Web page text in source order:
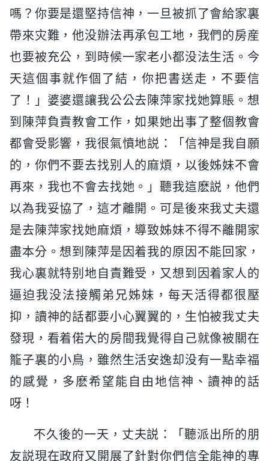
嗎？你要是還堅持信神，一旦被抓了會給家裏
帶來灾難，他没辦法再承包工地，我們的房産
也要被充公，到時候一家老小都没法生活。今
天這個事就作個了結，你把書送走，不要信
了！」婆婆還讓我公公去陳萍家找她算賬。想
到陳萍負責教會工作，如果她出事了整個教會
都會受影響，我很氣憤地説：「信神是我自願
的，你們不要去找别人的麻煩，以後姊妹不會
再來，我也不會去找她。」聽我這麽説，他們
以為我妥協了，這才離開。可是後來我丈夫還
是去陳萍家找她麻煩，導致姊妹不得不離開家
盡本分。想到陳萍是因着我的原因不能回家，
我心裏就特别地自責難受，又想到因着家人的
逼迫我没法接觸弟兄姊妹，每天活得都很壓
抑，讀神的話都要小心翼翼的，生怕被我丈夫
發現，看着偌大的房間我覺得自己就像被關在
籠子裏的小鳥，雖然生活安逸却没有一點幸福
的感覺，多麽希望能自由地信神、讀神的話
呀！
不久後的一天，丈夫説：「聽派出所的朋
友説現在政府又開展了針對你們信全能神的專